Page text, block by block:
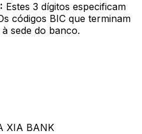
Estes 3 dígitos especificam
códigos BIC que terminam
sede do banco.
XIA BANK